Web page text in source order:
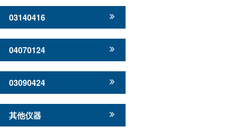
03140416
04070124
03090424
其他仪器